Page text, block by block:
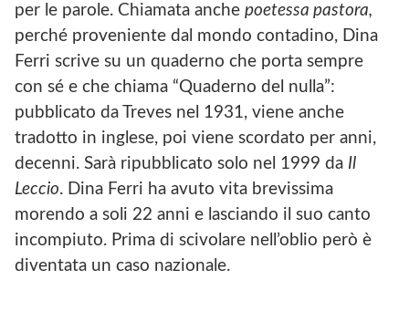
per le parole. Chiamata anche poetessa pastora,
perché proveniente dal mondo contadino, Dina
Ferri scrive su un quaderno che porta sempre
con sé e che chiama “Quaderno del nulla”:
pubblicato da Treves nel 1931, viene anche
tradotto in inglese, poi viene scordato per anni,
decenni. Sarà ripubblicato solo nel 1999 da Il
Leccio. Dina Ferri ha avuto vita brevissima
morendo a soli 22 anni e lasciando il suo canto
incompiuto. Prima di scivolare nell’oblio però è
diventata un caso nazionale.